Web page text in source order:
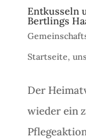
Entkusseln
Bertlings
Startseite,
Der
wieder ein